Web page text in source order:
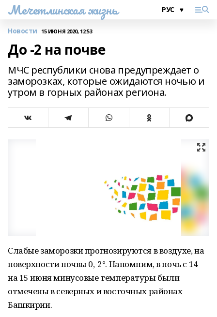
Мечетлинская жизнь
Новости 15 ИЮНЯ 2020, 12:53
До -2 на почве
МЧС республики снова предупреждает о
заморозках, которые ожидаются ночью и
утром в горных районах региона.
Слабые заморозки прогнозируются в воздухе, на
поверхности почвы 0,-2°. Напомним, в ночь с 14
на 15 июня минусовые температуры были
отмечены в северных и восточных районах
Башкирии.